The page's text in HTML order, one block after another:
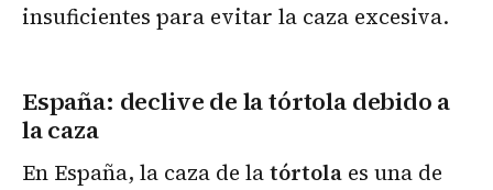
insuficientes para evitar la caza excesiva.
España: declive de la tórtola debido a
la caza
En España, la caza de latórtola es una de